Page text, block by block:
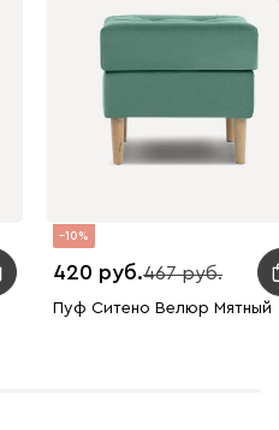
10
420 467
Пуф Ситено Велюр Мятный